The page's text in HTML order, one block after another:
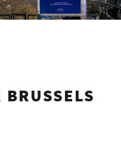
BRUSSELS